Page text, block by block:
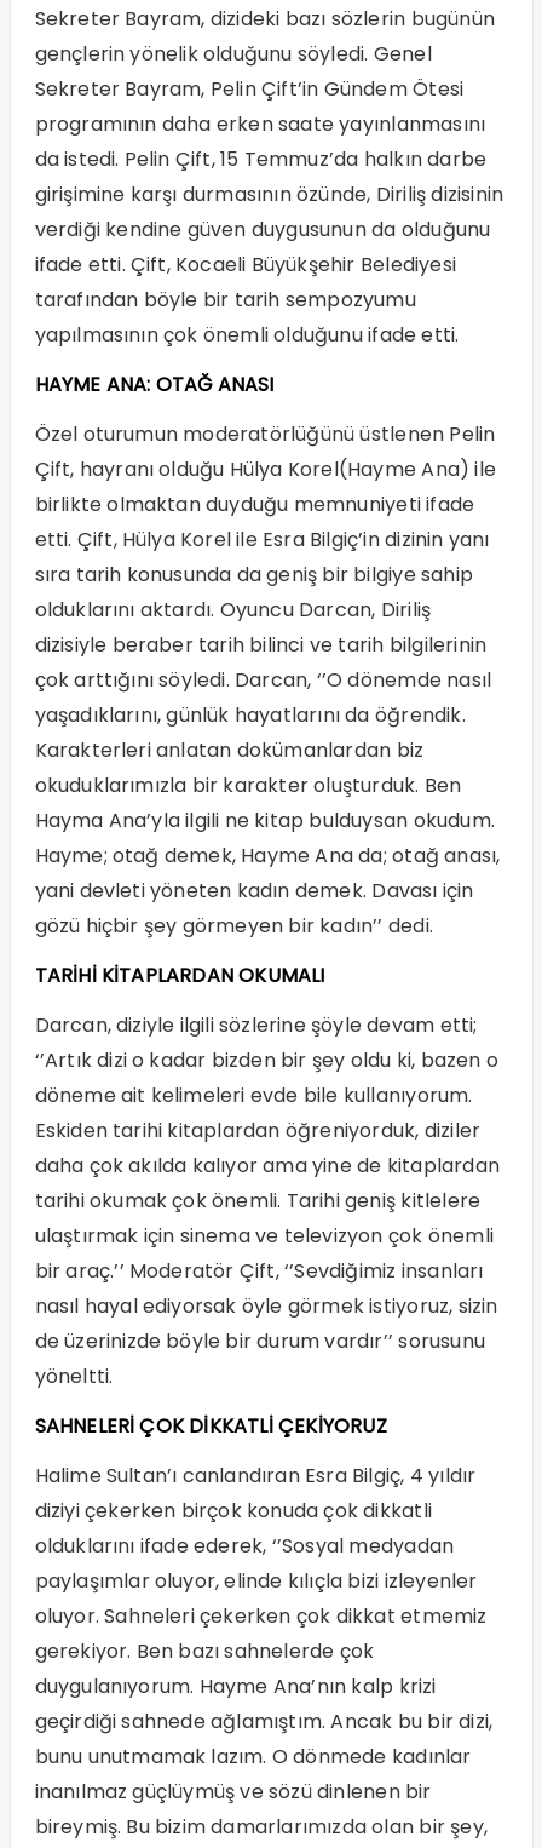
Sekreter Bayram, dizideki bazı sözlerin bugünün
gençlerin yönelik olduğunu söyledi. Genel
Sekreter Bayram, Pelin Çift’in Gündem Ötesi
programının daha erken saate yayınlanmasını
da istedi. Pelin Çift, 15 Temmuz’da halkın darbe
girişimine karşı durmasının özünde, Diriliş dizisinin
verdiği kendine güven duygusunun da olduğunu
ifade etti. Çift, Kocaeli Büyükşehir Belediyesi
tarafından böyle bir tarih sempozyumu
yapılmasının çok önemli olduğunu ifade etti.
HAYME ANA: OTAĞ ANASI
Özel oturumun moderatörlüğünü üstlenen Pelin
Çift, hayranı olduğu Hülya Korel(Hayme Ana) ile
birlikte olmaktan duyduğu memnuniyeti ifade
etti. Çift, Hülya Korel ile Esra Bilgiç’in dizinin yanı
sıra tarih konusunda da geniş bir bilgiye sahip
olduklarını aktardı. Oyuncu Darcan, Diriliş
dizisiyle beraber tarih bilinci ve tarih bilgilerinin
çok arttığını söyledi. Darcan, ‘’O dönemde nasıl
yaşadıklarını, günlük hayatlarını da öğrendik.
Karakterleri anlatan dokümanlardan biz
okuduklarımızla bir karakter oluşturduk. Ben
Hayma Ana’yla ilgili ne kitap bulduysan okudum.
Hayme; otağ demek, Hayme Ana da; otağ anası,
yani devleti yöneten kadın demek. Davası için
gözü hiçbir şey görmeyen bir kadın’’ dedi.
TARİHİ KİTAPLARDAN OKUMALI
Darcan, diziyle ilgili sözlerine şöyle devam etti;
‘’Artık dizi o kadar bizden bir şey oldu ki, bazen o
döneme ait kelimeleri evde bile kullanıyorum.
Eskiden tarihi kitaplardan öğreniyorduk, diziler
daha çok akılda kalıyor ama yine de kitaplardan
tarihi okumak çok önemli. Tarihi geniş kitlelere
ulaştırmak için sinema ve televizyon çok önemli
bir araç.’’ Moderatör Çift, ‘’Sevdiğimiz insanları
nasıl hayal ediyorsak öyle görmek istiyoruz, sizin
de üzerinizde böyle bir durum vardır’’ sorusunu
yöneltti.
SAHNELERİ ÇOK DİKKATLİ ÇEKİYORUZ
Halime Sultan’ı canlandıran Esra Bilgiç, 4 yıldır
diziyi çekerken birçok konuda çok dikkatli
olduklarını ifade ederek, ‘’Sosyal medyadan
paylaşımlar oluyor, elinde kılıçla bizi izleyenler
oluyor. Sahneleri çekerken çok dikkat etmemiz
gerekiyor. Ben bazı sahnelerde çok
duygulanıyorum. Hayme Ana’nın kalp krizi
geçirdiği sahnede ağlamıştım. Ancak bu bir dizi,
bunu unutmamak lazım. O dönmede kadınlar
inanılmaz güçlüymüş ve sözü dinlenen bir
bireymiş. Bu bizim damarlarımızda olan bir şey,